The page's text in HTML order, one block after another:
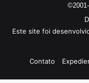
Este site foi
Contato